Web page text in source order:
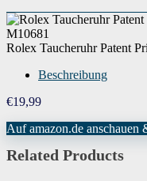
Rolex Taucheruhr Patent
Beschreibung
€19,99
Auf amazon.de anschauen
Related Products